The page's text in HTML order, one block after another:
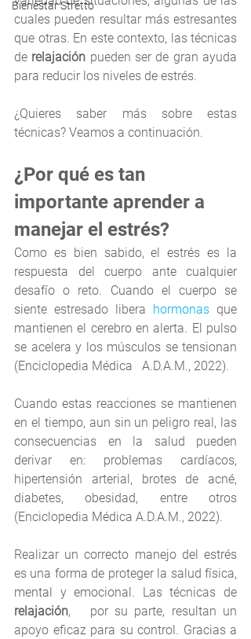
Bienestar Stretto
cuales pueden resultar más estresantes
que otras. En este contexto, las técnicas
de relajación pueden ser de gran ayuda
para reducir los niveles de estrés.
¿Quieres saber más sobre estas
técnicas? Veamos a continuación.
¿Por qué es tan
importante aprender a
manejar el estrés?
Como es bien sabido, el estrés es la
respuesta del cuerpo ante cualquier
desafío o reto. Cuando el cuerpo se
siente estresado libera
hormonas que
mantienen el cerebro en alerta. El pulso
se acelera y los músculos se tensionan
(Enciclopedia Médica   A.D.A.M., 2022).
Cuando estas reacciones se mantienen
en el tiempo, aun sin un peligro real, las
consecuencias en la salud pueden
derivar en: problemas cardíacos,
hipertensión arterial, brotes de acné,
diabetes, obesidad, entre otros
(Enciclopedia Médica A.D.A.M., 2022).
Realizar un correcto manejo del estrés
es una forma de proteger la salud física,
relajación,   por su parte, resultan un
apoyo eficaz para su control. Gracias a